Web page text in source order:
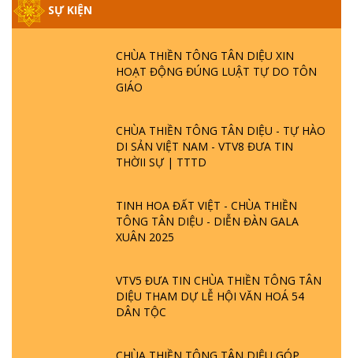
SỰ KIỆN
CHÙA THIỀN TÔNG TÂN DIỆU XIN
HOẠT ĐỘNG ĐÚNG LUẬT TỰ DO TÔN
GIÁO
CHÙA THIỀN TÔNG TÂN DIỆU - TỰ HÀO
DI SẢN VIỆT NAM - VTV8 ĐƯA TIN
THỜII SỰ | TTTD
TINH HOA ĐẤT VIỆT - CHÙA THIỀN
TÔNG TÂN DIỆU - DIỄN ĐÀN GALA
XUÂN 2025
VTV5 ĐƯA TIN CHÙA THIỀN TÔNG TÂN
DIỆU THAM DỰ LỄ HỘI VĂN HOÁ 54
DÂN TỘC